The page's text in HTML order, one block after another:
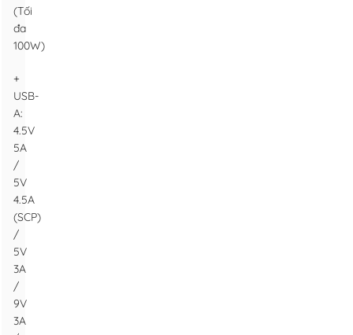
(Tối
đa
100W)
+
USB-
A:
4.5V
5A
/
5V
4.5A
(SCP)
/
5V
3A
/
9V
3A